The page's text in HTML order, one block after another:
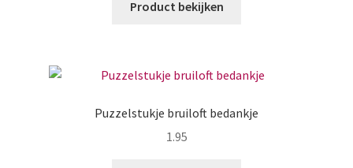
Product bekijken
Puzzelstukje bruiloft bedankje
1.95